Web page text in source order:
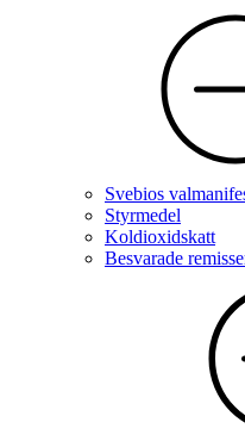
Svebios
Styrmedel
Koldioxidskatt
Besvarade